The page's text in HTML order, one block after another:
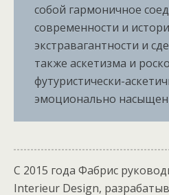
собой гармоничное
современности и
экстравагантности и
также аскетизма и
футуристически-
эмоционально
С 2015 года Фабрис
Interieur Design,